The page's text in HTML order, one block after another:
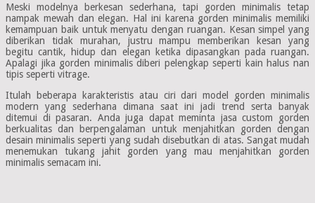
Meski modelnya berkesan sederhana, tapi gorden minimalis tetap
nampak mewah dan elegan. Hal ini karena gorden minimalis memiliki
kemampuan baik untuk menyatu dengan ruangan. Kesan simpel yang
diberikan tidak murahan, justru mampu memberikan kesan yang
begitu cantik, hidup dan elegan ketika dipasangkan pada ruangan.
Apalagi jika gorden minimalis diberi pelengkap seperti kain halus nan
tipis seperti vitrage.
Itulah beberapa karakteristis atau ciri dari model gorden minimalis
modern yang sederhana dimana saat ini jadi trend serta banyak
ditemui di pasaran. Anda juga dapat meminta jasa custom gorden
berkualitas dan berpengalaman untuk menjahitkan gorden dengan
desain minimalis seperti yang sudah disebutkan di atas. Sangat mudah
menemukan tukang jahit gorden yang mau menjahitkan gorden
minimalis semacam ini.